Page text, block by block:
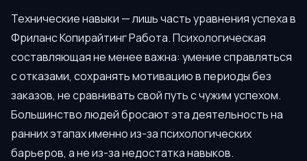
Технические навыки — лишь часть уравнения успеха в
Фриланс Копирайтинг Работа. Психологическая
составляющая не менее важна: умение справляться
с отказами, сохранять мотивацию в периоды без
заказов, не сравнивать свой путь с чужим успехом.
Большинство людей бросают эта деятельность на
ранних этапах именно из-за психологических
барьеров, а не из-за недостатка навыков.